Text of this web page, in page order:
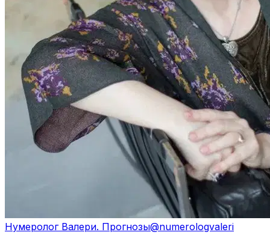
Нумеролог Валери. Прогнозы@numerologvaleri